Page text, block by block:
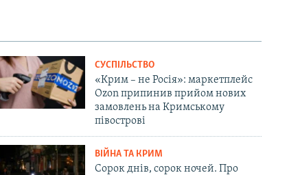
СУСПІЛЬСТВО
«Крим – не Росія»: маркетплейс
Ozon припинив прийом нових
замовлень на Кримському
півострові
ВІЙНА ТА КРИМ
Сорок днів, сорок ночей. Про